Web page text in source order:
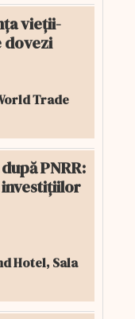
vieții-
dovezi
Trade
PNRR:
investițiilor
Hotel, Sala